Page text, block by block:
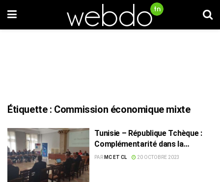
Étiquette : Commission économique mixte
Tunisie – République Tchèque :
Complémentarité dans la
coopération économique
PAR MC ET CL 20 OCTOBRE 2023